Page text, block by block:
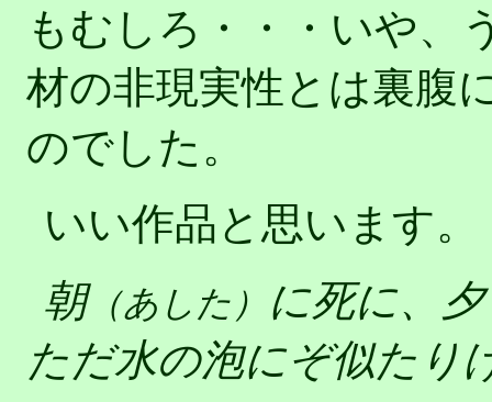
もむしろ・・・いや、
材の非現実性とは裏腹
のでした。
いい作品と思います。
朝（あした） に死に、夕
ただ水の泡にぞ似たり